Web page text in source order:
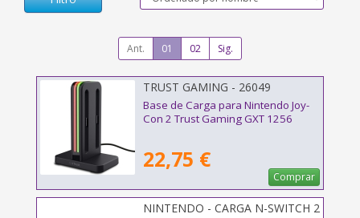
Ant. 01 02 Sig.
TRUST GAMING - 26049
Base de Carga para Nintendo Joy-
Con 2 Trust Gaming GXT 1256
22,75 €
Comprar
NINTENDO - CARGA N-SWITCH 2